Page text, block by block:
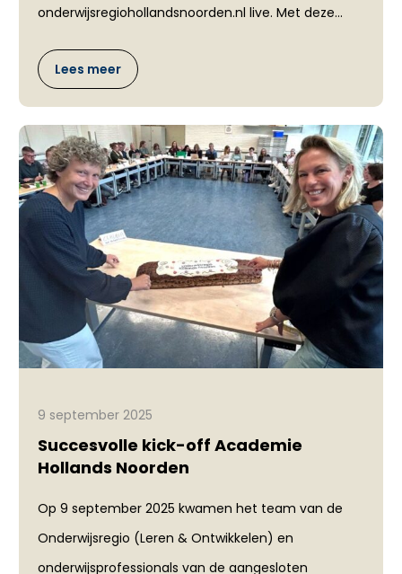
onderwijsregiohollandsnoorden.nl live. Met deze...
Lees meer
9 september 2025
Succesvolle kick-off Academie
Hollands Noorden
Op 9 september 2025 kwamen het team van de
Onderwijsregio (Leren & Ontwikkelen) en
onderwijsprofessionals van de aangesloten